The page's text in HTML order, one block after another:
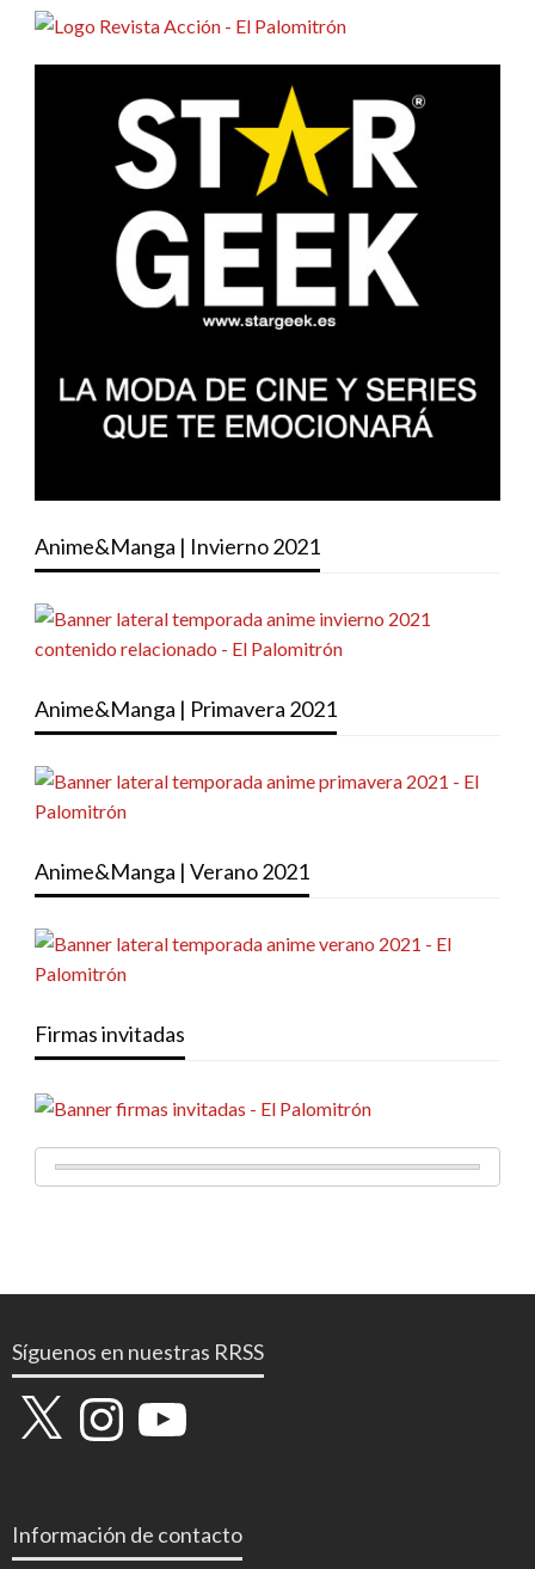
Anime&Manga | Invierno 2021
Anime&Manga | Primavera 2021
Anime&Manga | Verano 2021
Firmas invitadas
Síguenos en nuestras RRSS
X InstagramYouTube
Información de contacto